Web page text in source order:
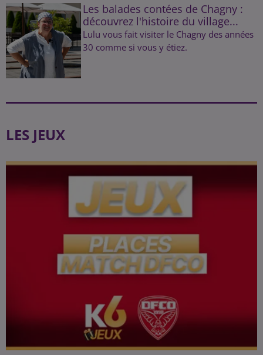
Les balades contées de Chagny :
découvrez l'histoire du village...
Lulu vous fait visiter le Chagny des années
30 comme si vous y étiez.
LES JEUX